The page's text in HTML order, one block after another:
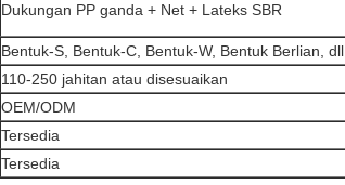
Dukungan PP ganda + Net + Lateks SBR
Bentuk-S, Bentuk-C, Bentuk-W, Bentuk Berlian, dll.
110-250 jahitan atau disesuaikan
OEM/ODM
Tersedia
Tersedia